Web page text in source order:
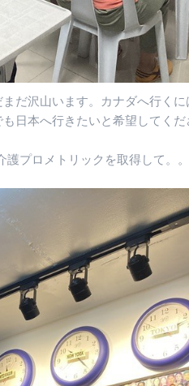
だ沢山います。カナダへ行く
日本へ行きたいと希望してく
プロメトリックを取得して。